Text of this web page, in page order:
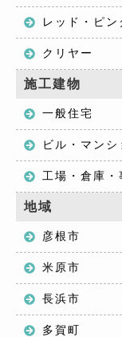
レッド・ピ
クリヤー
施工建物
一般住宅
ビル・マンシ
工場・倉庫・
地域
彦根市
米原市
長浜市
多賀町